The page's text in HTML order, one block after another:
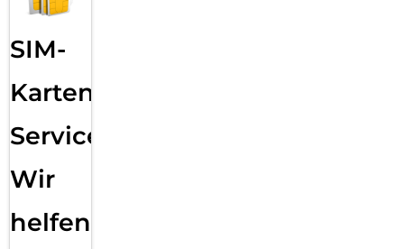
SIM-
Karten
Service:
Wir
helfen